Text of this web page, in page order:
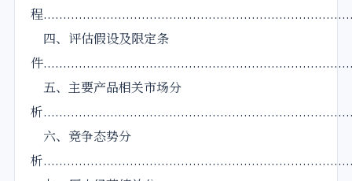
程
四、评估假设及限定条
件
五、主要产品相关市场分
析
六、竞争态势分
析